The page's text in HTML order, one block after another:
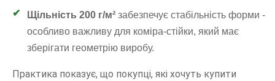
Щільність 200 г/м² забезпечує стабільність форми -
особливо важливу для коміра-стійки, який має
зберігати геометрію виробу.
Практика показує, що покупці, які хочуть купити